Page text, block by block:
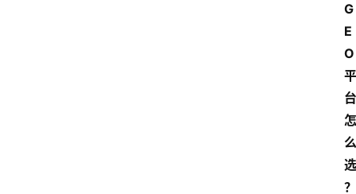
G
E
O
平
台
怎
么
选
？